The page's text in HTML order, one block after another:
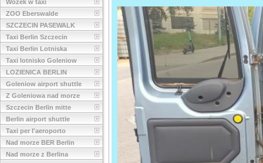
Wózek w taxi
ZOO Eberswalde
SZCZECIN PASEWALK
Taxi Berlin Szczecin
Taxi Berlin Lotniska
Taxi lotnisko Goleniow
LOZIENICA BERLIN
Goleniow airport shuttle
Z Goleniowa nad morze
Szczecin Berlin mitte
Berlin airport shuttle
Taxi per l'aeroporto
Nad morze BER Berlin
Nad morze z Berlina